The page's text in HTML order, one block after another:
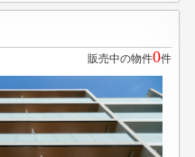
販売中の物件0件